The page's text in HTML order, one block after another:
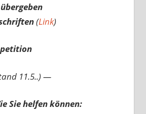
übergeben
(Link)
11.5..) —
Sie helfen können: